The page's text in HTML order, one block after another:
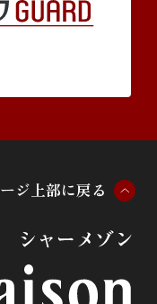
ージ 上部に戻る